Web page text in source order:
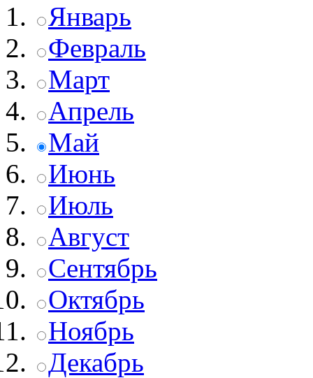
Январь
Февраль
Март
Апрель
Май
Июнь
Июль
Август
Сентябрь
Октябрь
Ноябрь
Декабрь